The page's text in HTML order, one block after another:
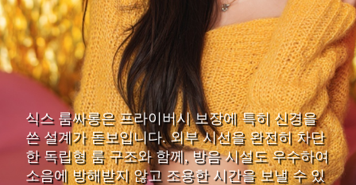
식스 룸싸롱은 프라이버시 보장에 특히 신경을
쓴 설계가 돋보입니다. 외부 시선을 완전히 차단
한 독립형 룸 구조와 함께, 방음 시설도 우수하여
소음에 방해받지 않고 조용한 시간을 보낼 수 있